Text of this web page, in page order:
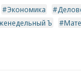
Экономика
Ъ